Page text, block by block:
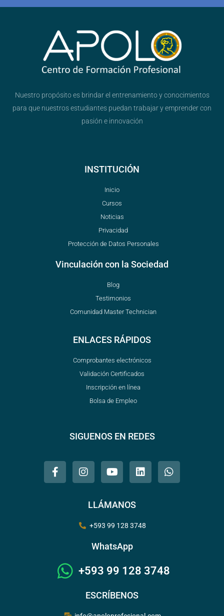
Nuestro propósito es brindar el entrenamiento y conocimientos
para que nuestros estudiantes puedan trabajar y emprender con
pasión e innovación
INSTITUCIÓN
Inicio
Cursos
Noticias
Privacidad
Protección de Datos Personales
Vinculación con la Sociedad
Blog
Testimonios
Comunidad Master Technician
ENLACES RÁPIDOS
Comprobantes electrónicos
Validación Certificados
Inscripción en línea
Bolsa de Empleo
SIGUENOS EN REDES
LLÁMANOS
+593 99 128 3748
WhatsApp
+593 99 128 3748
ESCRÍBENOS